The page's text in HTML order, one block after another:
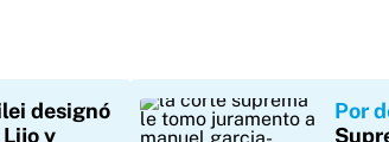
designó
y
Por